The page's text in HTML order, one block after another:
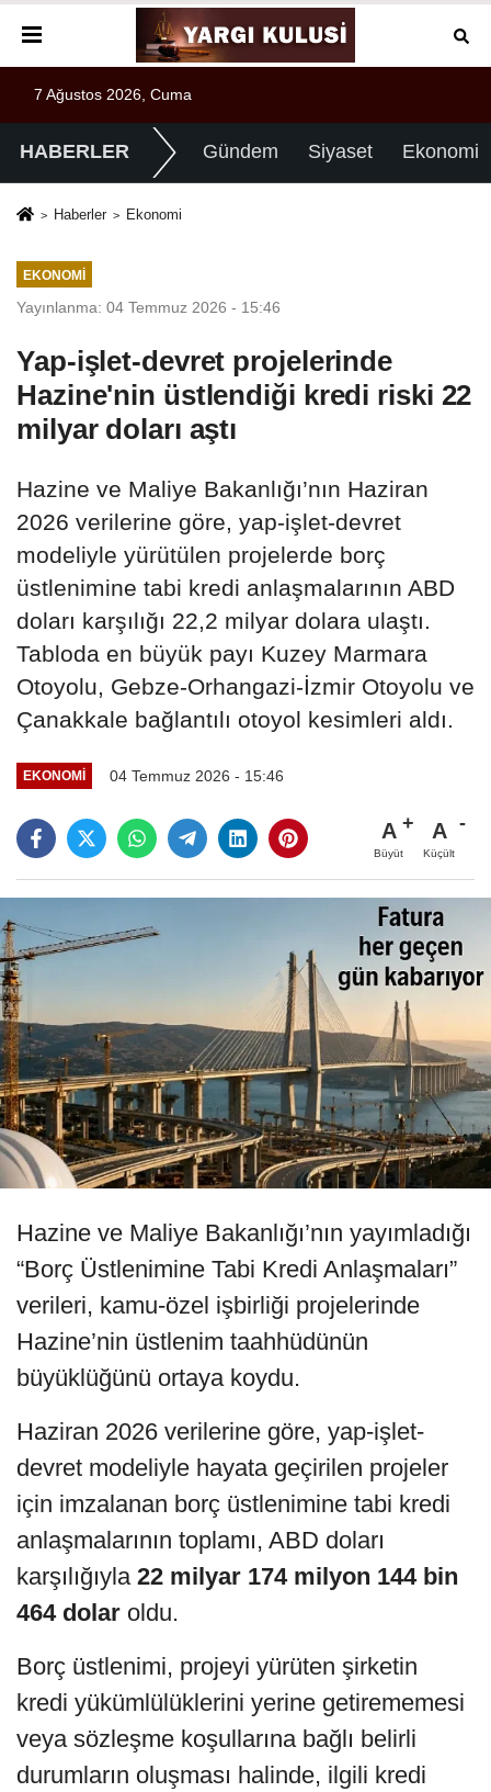
7 Ağustos 2026, Cuma
HABERLER Gündem Siyaset Ekonomi
Haberler Ekonomi
EKONOMI
Yayınlanma: 04 Temmuz 2026 - 15:46
Yap-işlet-devret projelerinde
Hazine'nin üstlendiği kredi riski 22
milyar doları aştı
Hazine ve Maliye Bakanlığı’nın Haziran
2026 verilerine göre, yap-işlet-devret
modeliyle yürütülen projelerde borç
üstlenimine tabi kredi anlaşmalarının ABD
doları karşılığı 22,2 milyar dolara ulaştı.
Tabloda en büyük payı Kuzey Marmara
Otoyolu, Gebze-Orhangazi-İzmir Otoyolu ve
Çanakkale bağlantılı otoyol kesimleri aldı.
EKONOMI 04 Temmuz 2026 - 15:46
A
Büyüt
A
Küçült
Hazine ve Maliye Bakanlığı’nın yayımladığı
“Borç Üstlenimine Tabi Kredi Anlaşmaları”
verileri, kamu-özel işbirliği projelerinde
Hazine’nin üstlenim taahhüdünün
büyüklüğünü ortaya koydu.
Haziran 2026 verilerine göre, yap-işlet-
devret modeliyle hayata geçirilen projeler
için imzalanan borç üstlenimine tabi kredi
anlaşmalarının toplamı, ABD doları
karşılığıyla 22 milyar 174 milyon 144 bin
464 dolar oldu.
Borç üstlenimi, projeyi yürüten şirketin
kredi yükümlülüklerini yerine getirememesi
veya sözleşme koşullarına bağlı belirli
durumların oluşması halinde, ilgili kredi